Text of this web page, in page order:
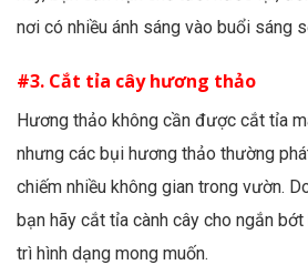
nơi có nhiều ánh sáng vào buổi sáng
#3. Cắt tỉa cây hương thảo
Hương thảo không cần được cắt tỉa
nhưng các bụi hương thảo thường
chiếm nhiều không gian trong vườn.
bạn hãy cắt tỉa cành cây cho ngắn
trì hình dạng mong muốn.